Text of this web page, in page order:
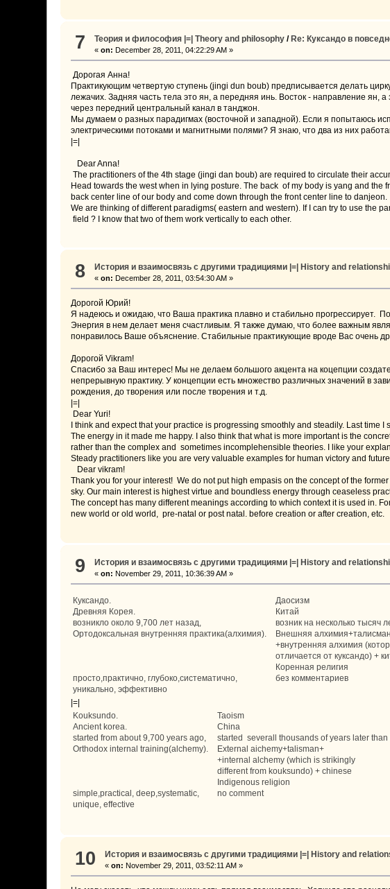
7 Теория и философия |=| Theory and philosophy / Re: Куксандо в
«on: December 28, 2011, 04:22:29 AM »
Дорогая Анна!
Практикующим четвертую ступень (jingi dun boub) предписывается делать
лежачих. Задняя часть тела это ян, а передняя инь. Восток - направление ян,
через передний центральный канал в танджон.
Мы думаем о разных парадигмах (восточной и западной). Если я попытаюсь
электрическими потоками и магнитными полями? Я знаю, что два из них
|=|
Dear Anna!
The practitioners of the 4th stage (jingi dan boub) are required to circulate their
Head towards the west when in lying posture. The back of my body is yang and
back center line of our body and come down through the front center line to danjeon.
We are thinking of different paradigms( eastern and western). If I can try to use the
field ? I know that two of them work vertically to each other.
8 История и взаимосвязь с другими традициями |=| History and
«on: December 28, 2011, 03:54:30 AM »
Дорогой Юрий!
Я надеюсь и ожидаю, что Ваша практика плавно и стабильно прогрессирует.
Энергия в нем делает меня счастливым. Я также думаю, что более важным
понравилось Ваше объяснение. Стабильные практикующие вроде Вас очень
Дорогой Vikram!
Спасибо за Ваш интерес! Мы не делаем большого акцента на коцепции
непрерывную практику. У концепции есть множество различных значений в
рождения, до творения или после творения и т.д.
|=|
Dear Yuri!
I think and expect that your practice is progressing smoothly and steadily. Last time I
The energy in it made me happy. I also think that what is more important is the
rather than the complex and sometimes incomplehensible theories. I like your
Steady practitioners like you are very valuable examples for human victory and
Dear vikram!
Thank you for your interest! We do not put high empasis on the concept of the
sky. Our main interest is highest virtue and boundless energy through ceaseless
The concept has many different meanings according to which context it is used in.
new world or old world, pre-natal or post natal. before creation or after creation, etc.
9 История и взаимосвязь с другими традициями |=| History and
«on: November 29, 2011, 10:36:39 AM »
Куксандо.
Древняя Корея.
возникло около 9,700 лет назад,
Ортодоксальная внутренняя практика(алхимия).
просто,практично, глубоко,систематично,
уникально, эффективно
Даосизм
Китай
возник на несколько тысяч
Внешняя
+внутренняя алхимия
отличается от куксандо) +
Коренная религия
без комментариев
|=|
Kouksundo.
Ancient korea.
started from about 9,700 years ago,
Orthodox internal training(alchemy).
simple,practical, deep,systematic,
unique, effective
Taoism
China
started severall thousands of years later
External aichemy+talisman+
+internal alchemy (which is strikingly
different from kouksundo) + chinese
Indigenous religion
no comment
10 История и взаимосвязь с другими традициями |=| History and
«on: November 29, 2011, 03:52:11 AM »